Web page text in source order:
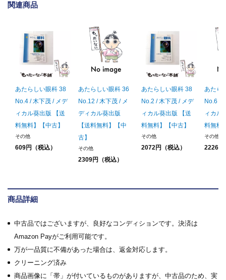
関連商品
あたらしい眼科 38
No.4 / 木下茂 / メデ
ィカル葵出版 【送
料無料】【中古】
その他
609円（税込）
あたらしい眼科 36
No.12 / 木下茂 / メ
ディカル葵出版
【送料無料】【中
古】
その他
2309円（税込）
あたらしい眼科 38
No.2 / 木下茂 / メデ
ィカル葵出版 【送
料無料】【中古】
その他
2072円（税込）
あたら
No.6 /
ィカル
料無料
その他
2226円
商品詳細
中古品ではございますが、良好なコンディションです。決済は
Amazon Payがご利用可能です。
万が一品質に不備があった場合は、返金対応します。
クリーニング済み
商品画像に「帯」が付いているものがありますが、中古品のため、実